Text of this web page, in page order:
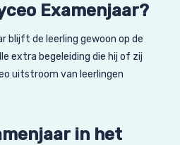
Examenjaar?
blijft de leerling gewoon op de
extra begeleiding die hij of zij
uitstroom van leerlingen
in het